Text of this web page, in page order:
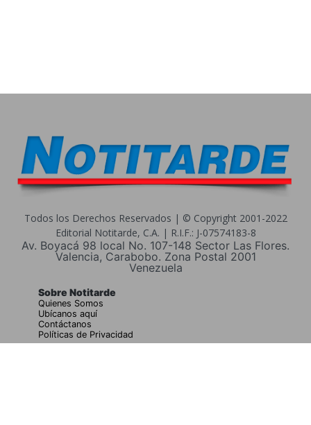
Todos los Derechos Reservados | © Copyright 2001-2022
Editorial Notitarde, C.A. | R.I.F.: J-07574183-8
Av. Boyacá 98 local No. 107-148 Sector Las Flores.
Valencia, Carabobo. Zona Postal 2001
Venezuela
Sobre Notitarde
Quienes Somos
Ubícanos aquí
Contáctanos
Políticas de Privacidad